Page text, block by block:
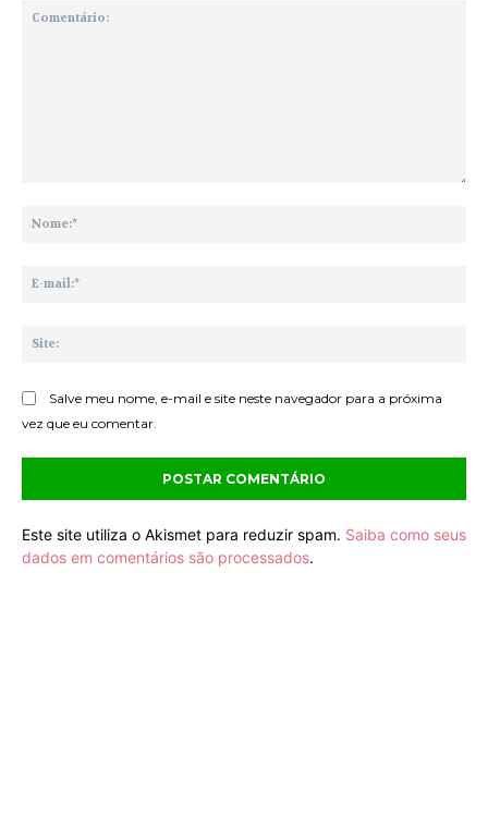
Salve meu nome, e-mail e site neste navegador para a próxima
vez que eu comentar.
Este site utiliza o Akismet para reduzir spam. Saiba como seus
dados em comentários são processados.